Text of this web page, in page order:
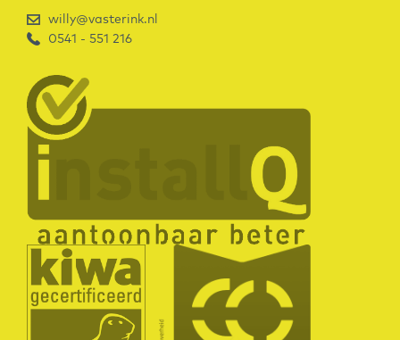
willy@vasterink.nl
0541 - 551 216